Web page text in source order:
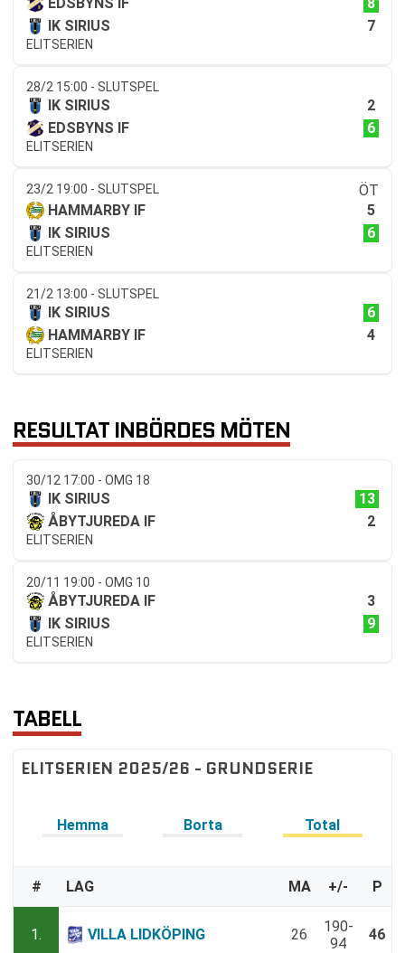
IK SIRIUS
7
ELITSERIEN
28/2 15:00 - SLUTSPEL
IK SIRIUS
2
EDSBYNS IF
6
ELITSERIEN
23/2 19:00 - SLUTSPEL
ÖT
HAMMARBY IF
5
IK SIRIUS
6
ELITSERIEN
21/2 13:00 - SLUTSPEL
IK SIRIUS
6
HAMMARBY IF
4
ELITSERIEN
RESULTAT INBÖRDES MÖTEN
30/12 17:00 - OMG 18
IK SIRIUS
13
ÅBYTJUREDA IF
2
ELITSERIEN
20/11 19:00 - OMG 10
ÅBYTJUREDA IF
3
IK SIRIUS
9
ELITSERIEN
TABELL
ELITSERIEN 2025/26 - GRUNDSERIE
Hemma Borta Total
# LAG MA +/- P
1. VILLA LIDKÖPING 26
190-
94
46